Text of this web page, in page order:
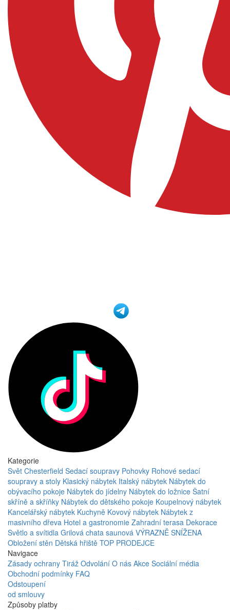
Kategorie
Svět Chesterfield Sedací soupravy Pohovky Rohové sedací
soupravy a stoly Klasický nábytek Italský nábytek Nábytek do
obývacího pokoje Nábytek do jídelny Nábytek do ložnice Šatní
skříně a skříňky Nábytek do dětského pokoje Koupelnový nábytek
Kancelářský nábytek Kuchyně Kovový nábytek Nábytek z
masivního dřeva Hotel a gastronomie Zahradní terasa Dekorace
Světlo a svítidla Grilová chata saunová VÝRAZNĚ SNÍŽENA
Obložení stěn Dětská hřiště TOP PRODEJCE
Navigace
Zásady ochrany Tiráž Odvolání O nás Akce Sociální média
Obchodní podmínky FAQ
Odstoupení
od smlouvy
Způsoby platby